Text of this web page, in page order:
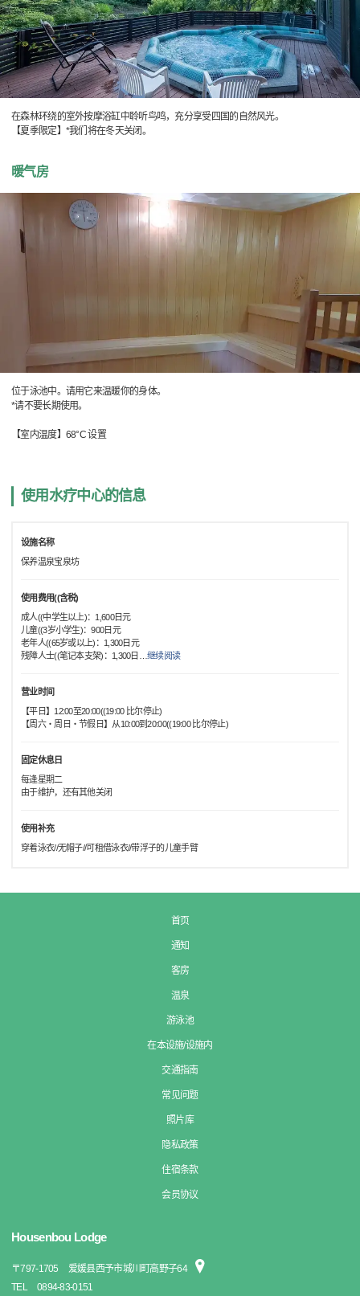
在森林环绕的室外按摩浴缸中聆听鸟鸣，充分享受四国的自然风光。
【夏季限定】*我们将在冬天关闭。
暖气房
位于泳池中。请用它来温暖你的身体。
*请不要长期使用。
【室内温度】68°C 设置
使用水疗中心的信息
设施名称
保养温泉宝泉坊
使用费用((含税)
成人((中学生以上)：1,600日元
儿童((3岁小学生)：900日元
老年人((65岁或以上)：1,300日元
残障人士((笔记本支架)：1,300日
…继续阅读
营业时间
【平日】12:00至20:00((19:00 比尔停止)
【周六・周日・节假日】从10:00到20:00((19:00 比尔停止)
固定休息日
每逢星期二
由于维护，还有其他关闭
使用补充
穿着泳衣//无帽子//可租借泳衣//带浮子的儿童手臂
首页
通知
客房
温泉
游泳池
在本设施/设施内
交通指南
常见问题
照片库
隐私政策
住宿条款
会员协议
Housenbou Lodge
〒797-1705
爱媛县西予市城川町高野子64
TEL
0894-83-0151